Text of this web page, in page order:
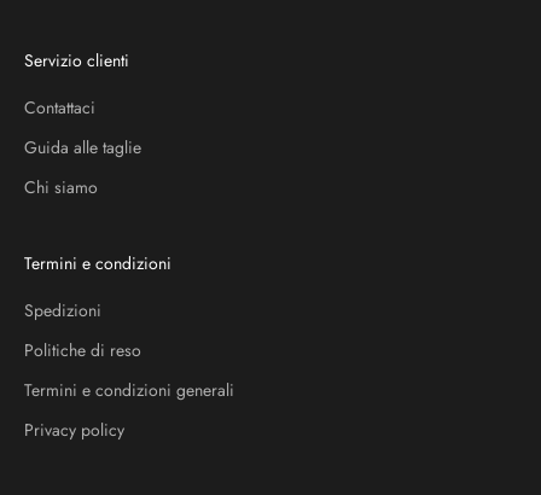
Servizio clienti
Contattaci
Guida alle taglie
Chi siamo
Termini e condizioni
Spedizioni
Politiche di reso
Termini e condizioni generali
Privacy policy